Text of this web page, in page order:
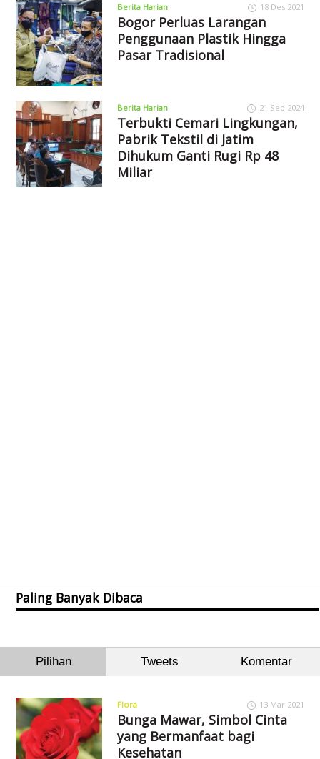
Berita Harian 18 Des 2021
Bogor Perluas Larangan
Penggunaan Plastik Hingga
Pasar Tradisional
Berita Harian 21 Sep 2024
Terbukti Cemari Lingkungan,
Pabrik Tekstil di Jatim
Dihukum Ganti Rugi Rp 48
Miliar
Paling Banyak Dibaca
Pilihan Tweets Komentar
Flora 13 Mar 2021
Bunga Mawar, Simbol Cinta
yang Bermanfaat bagi
Kesehatan